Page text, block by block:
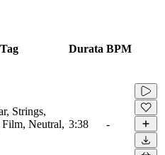
Tag Durata BPM
Strings,
Neutral, 3:38 -